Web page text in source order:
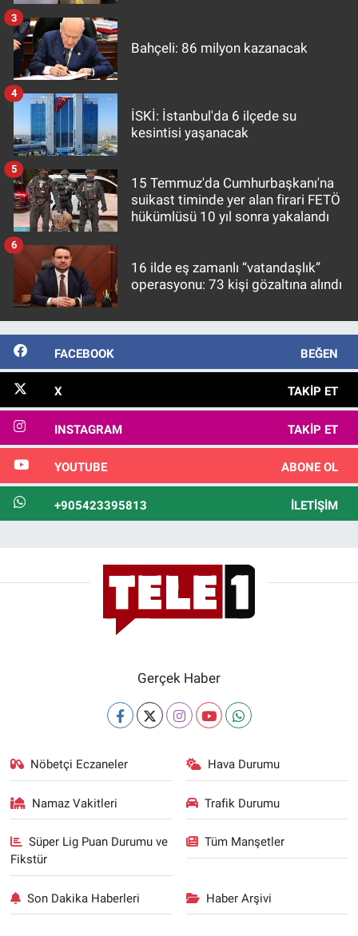
Bahçeli: 86 milyon kazanacak
3
İSKİ: İstanbul'da 6 ilçede su
kesintisi yaşanacak
4
15 Temmuz'da Cumhurbaşkanı'na
suikast timinde yer alan firari FETÖ
hükümlüsü 10 yıl sonra yakalandı
5
16 ilde eş zamanlı “vatandaşlık”
operasyonu: 73 kişi gözaltına alındı
6
FACEBOOK BEĞEN
X TAKIP ET
INSTAGRAM TAKIP ET
YOUTUBE ABONE OL
+905423395813 İLETIŞIM
Gerçek Haber
Nöbetçi Eczaneler Hava Durumu
Namaz Vakitleri Trafik Durumu
Süper Lig Puan Durumu ve
Fikstür
Tüm Manşetler
Son Dakika Haberleri Haber Arşivi